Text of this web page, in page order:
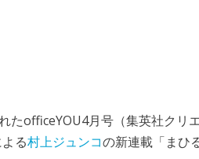
たofficeYOU4月号（集英社クリ
る村上ジュンコの新連載「まひ